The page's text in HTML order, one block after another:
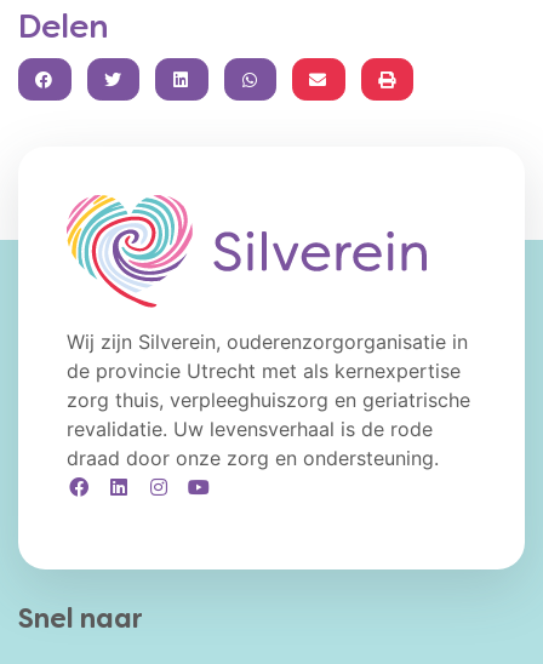
Delen
FACEBOOKTWITTERLINKEDINWHATSAPP
Wij zijn Silverein, ouderenzorgorganisatie in
de provincie Utrecht met als kernexpertise
zorg thuis, verpleeghuiszorg en geriatrische
revalidatie. Uw levensverhaal is de rode
draad door onze zorg en ondersteuning.
FacebookLinkedInInstagram
Snel naar